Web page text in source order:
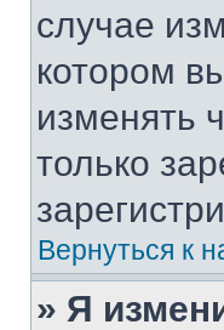
случае
котором
изменять
только
Вернуться к
» Я